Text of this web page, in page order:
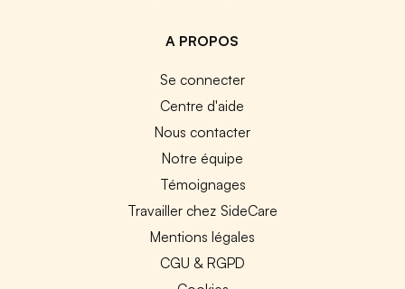
A PROPOS
Se connecter
Centre d'aide
Nous contacter
Notre équipe
Témoignages
Travailler chez SideCare
Mentions légales
CGU & RGPD